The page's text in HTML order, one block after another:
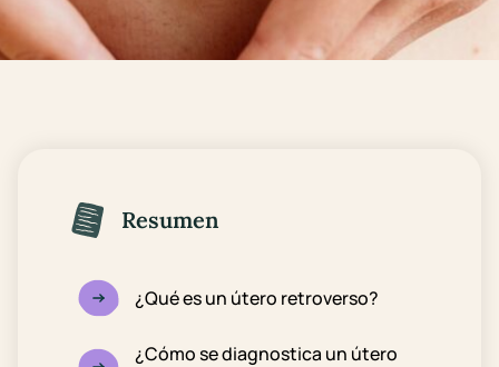
Resumen
¿Qué es un útero retroverso?
¿Cómo se diagnostica un útero